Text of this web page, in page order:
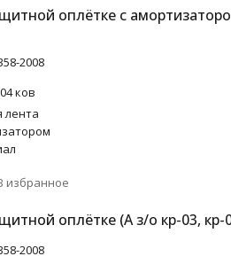
оплётке с
2008
ков
лента
избранное
оплётке (A з/о кр-03, кр-
2008